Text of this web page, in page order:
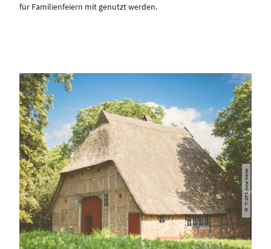
für Familienfeiern mit genutzt werden.
© TI GPS Anne Weise